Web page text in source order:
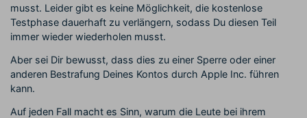
musst. Leider gibt es keine Möglichkeit, die kostenlose
Testphase dauerhaft zu verlängern, sodass Du diesen Teil
immer wieder wiederholen musst.
Aber sei Dir bewusst, dass dies zu einer Sperre oder einer
anderen Bestrafung Deines Kontos durch Apple Inc. führen
kann.
Auf jeden Fall macht es Sinn, warum die Leute bei ihrem